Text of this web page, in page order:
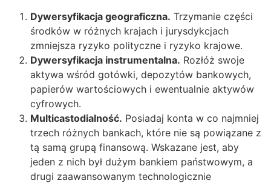
Dywersyfikacja geograficzna. Trzymanie części
środków w różnych krajach i jurysdykcjach
zmniejsza ryzyko polityczne i ryzyko krajowe.
Dywersyfikacja instrumentalna. Rozłóż swoje
aktywa wśród gotówki, depozytów bankowych,
papierów wartościowych i ewentualnie aktywów
cyfrowych.
Multicastodialność. Posiadaj konta w co najmniej
trzech różnych bankach, które nie są powiązane z
tą samą grupą finansową. Wskazane jest, aby
jeden z nich był dużym bankiem państwowym, a
drugi zaawansowanym technologicznie